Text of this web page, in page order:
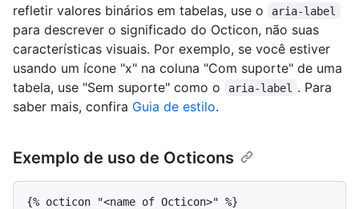
refletir valores binários em tabelas, use o
aria-label
para descrever o significado do Octicon, não suas
características visuais. Por exemplo, se você estiver
usando um ícone "x" na coluna "Com suporte" de uma
tabela, use "Sem suporte" como o
aria-label
. Para
saber mais, confira Guia de estilo.
Exemplo de uso de Octicons
{% octicon "<name of Octicon>" %}